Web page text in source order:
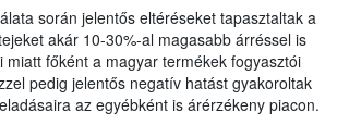
során jelentős eltéréseket tapasztaltak a
akár 10-30%-al magasabb árréssel is
miatt főként a magyar termékek fogyasztói
pedig jelentős negatív hatást gyakoroltak
az egyébként is árérzékeny piacon.